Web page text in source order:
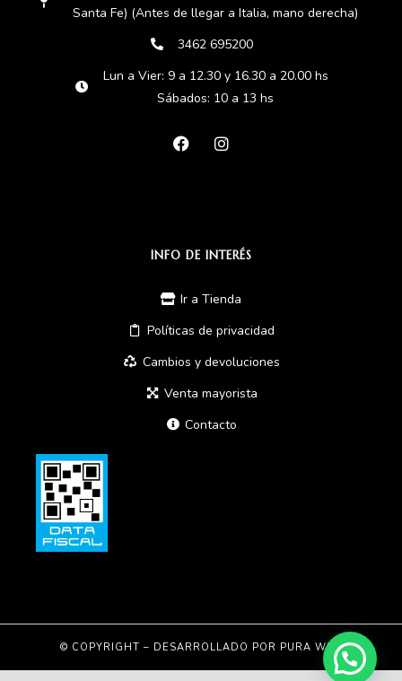
Santa Fe) (Antes de llegar a Italia, mano derecha)
3462 695200
Lun a Vier: 9 a 12.30 y 16.30 a 20.00 hs
Sábados: 10 a 13 hs
INFO DE INTERÉS
Ir a Tienda
Políticas de privacidad
Cambios y devoluciones
Venta mayorista
Contacto
© COPYRIGHT – DESARROLLADO POR PURA WEB